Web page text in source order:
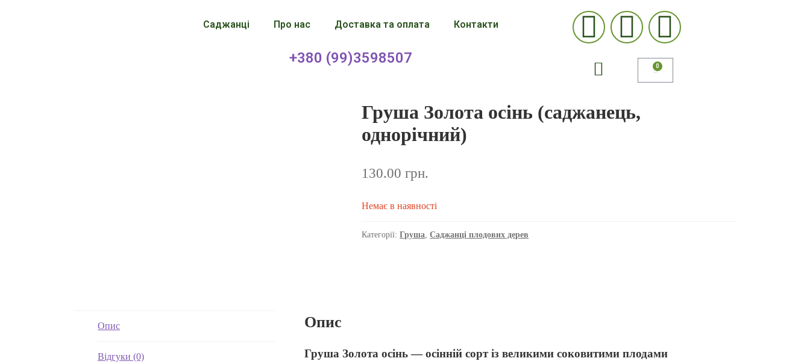
Саджанці Про нас Доставка та оплата Контакти
+380 (99)3598507
Груша Золота осінь (саджанець,
однорічний)
130.00грн.
Немає в наявності
Категорії:Груша ,Саджанці плодових дерев
Опис
Відгуки (0)
Опис
Груша Золота осінь — осінній сорт із великими соковитими плодами